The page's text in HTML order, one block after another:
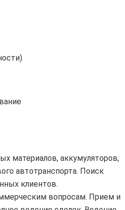
материалов, аккумуляторов,
автотранспорта. Поиск
клиентов.
вопросам. Прием и